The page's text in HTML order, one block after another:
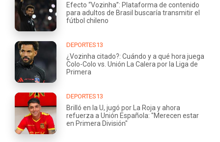
Efecto “Vozinha”: Plataforma de contenido
para adultos de Brasil buscaría transmitir el
fútbol chileno
DEPORTES13
¿Vozinha citado?: Cuándo y a qué hora juega
Colo-Colo vs. Unión La Calera por la Liga de
Primera
DEPORTES13
Brilló en la U, jugó por La Roja y ahora
refuerza a Unión Española: "Merecen estar
en Primera División"